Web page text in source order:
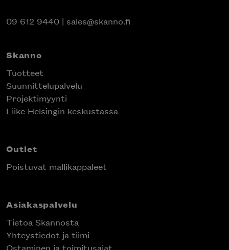
09 612 9440 | sales@skanno.fi
Skanno
Tuotteet
Suunnittelupalvelu
Projektimyynti
Liike Helsingin keskustassa
Outlet
Poistuvat mallikappaleet
Asiakaspalvelu
Tietoa Skannosta
Yhteystiedot ja tiimi
Ostaminen ja toimitusajat